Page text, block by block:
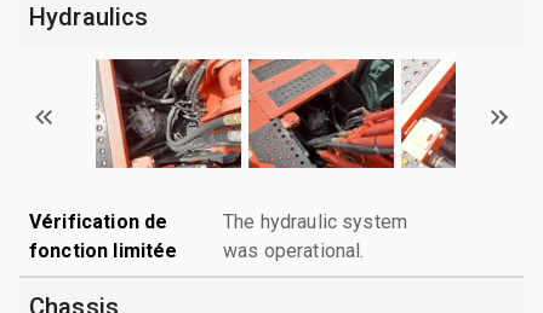
Hydraulics
Vérification de
fonction limitée
The hydraulic system
was operational.
Chassis